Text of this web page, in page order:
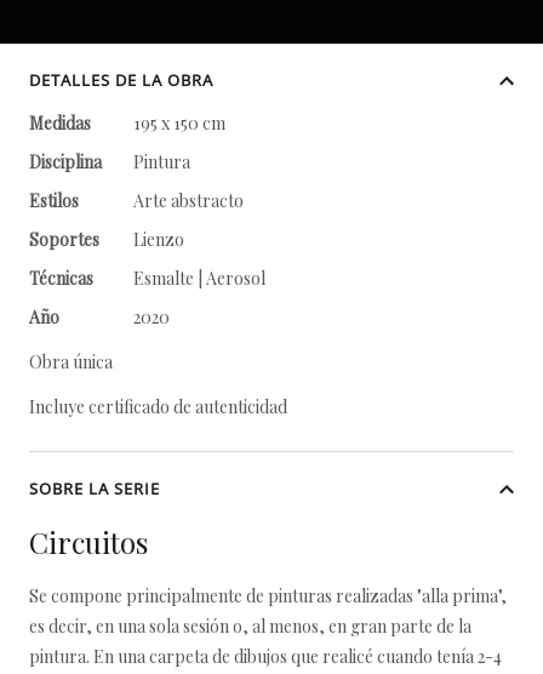
DETALLES DE LA OBRA
Medidas
195 x 150 cm
Disciplina
Pintura
Estilos
Arte abstracto
Soportes
Lienzo
Técnicas
Esmalte | Aerosol
Año
2020
Obra única
Incluye certificado de autenticidad
SOBRE LA SERIE
Circuitos
Se compone principalmente de pinturas realizadas "alla prima",
es decir, en una sola sesión o, al menos, en gran parte de la
pintura. En una carpeta de dibujos que realicé cuando tenía 2-4